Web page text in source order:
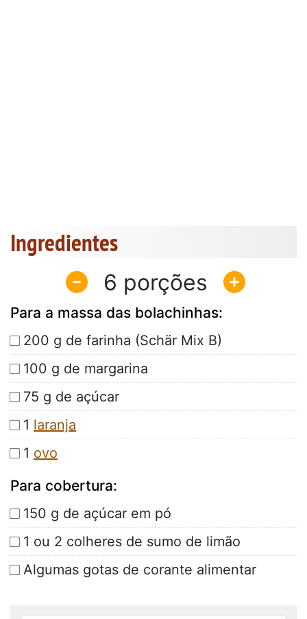
Ingredientes
6
Para a massa das bolachinhas:
200 g de farinha (Schär Mix B)
100 g de margarina
75 g de açúcar
1 laranja
1 ovo
Para cobertura:
150 g de açúcar em pó
1 ou 2 colheres de sumo de limão
Algumas gotas de corante alimentar